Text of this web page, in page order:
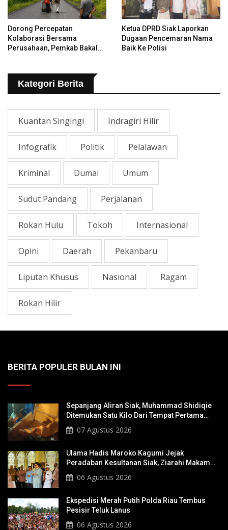
Dorong Percepatan
Kolaborasi Bersama
Perusahaan, Pemkab Bakal
Ketua DPRD Siak Laporkan
Dugaan Pencemaran Nama
Baik Ke Polisi
Kategori Berita
Kuantan Singingi Indragiri Hilir
Infografik Politik Pelalawan
Kriminal Dumai Umum
Sudut Pandang Perjalanan
Rokan Hulu Tokoh Internasional
Opini Daerah Pekanbaru
Liputan Khusus Nasional Ragam
Rokan Hilir
BERITA POPULER BULAN INI
Sepanjang Aliran Siak, Muhammad Shidiqie
Ditemukan Satu Kilo Dari Tempat Pertama
Tenggelam
07 Agustus 2026
Ulama Hadis Maroko Kagumi Jejak
Peradaban Kesultanan Siak, Ziarahi Makam
Sultan Hingga Pendiri Pekanbaru
06 Agustus 2026
Ekspedisi Merah Putih Polda Riau Tembus
Pesisir Teluk Lanus
06 Agustus 2026